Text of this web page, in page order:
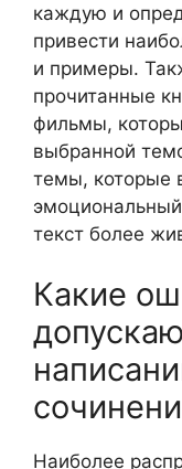
каждую и
привести
и примеры.
прочитанные
фильмы,
выбранной
темы, которые
текст более
Какие
Наиболее